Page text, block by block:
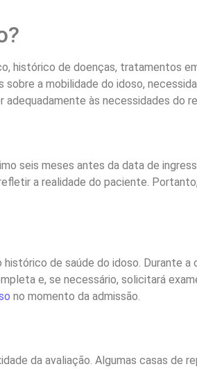
histórico de doenças, tratamentos
a mobilidade do idoso,
adequadamente às necessidades do
seis meses antes da data de
a realidade do paciente.
de saúde do idoso. Durante
e, se necessário, solicitará
no momento da admissão.
da avaliação. Algumas casas de